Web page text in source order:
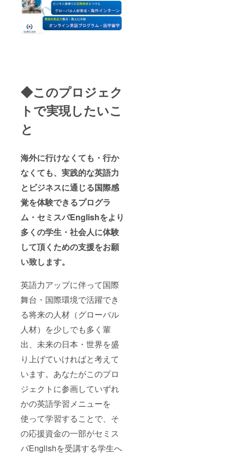
◆このプロジェク
トで実現したいこ
と
海外に行けなくても・行か
なくても、実践的な英語力
とビジネスに通じる国際感
覚を体験できるプログラ
ム・セミスパEnglishをより
多くの学生・社会人に体験
して頂くための支援をお願
い致します。
英語力アップに伴って国際
舞台・国際環境で活躍でき
る将来の人材（グローバル
人材）を少しでも多く輩
出、未来の日本・世界を盛
り上げていければと考えて
います。あなたがこのプロ
ジェクトに参画していずれ
かの英語学習メニューを
使って学習することで、そ
の応援資金の一部がセミス
パEnglishを受講する学生へ